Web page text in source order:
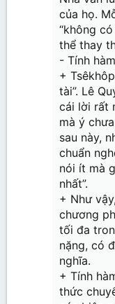
của họ.
“không
thể thay
- Tính
+
tài”. Lê
cái lời rất
mà ý
sau này,
chuẩn
nói ít mà
nhất”.
+ Như
chương
tối đa
nặng, có
nghĩa.
+ Tính
thức